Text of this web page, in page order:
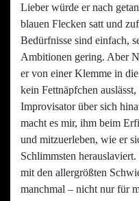
Lieber würde er nach
blauen Flecken satt und
Bedürfnisse sind einfach,
Ambitionen gering. Aber
er von einer Klemme in
kein Fettnäpfchen
Improvisator über sich
macht es mir, ihm beim
und mitzuerleben, wie er
Schlimmsten
mit den allergrößten
manchmal – nicht nur für